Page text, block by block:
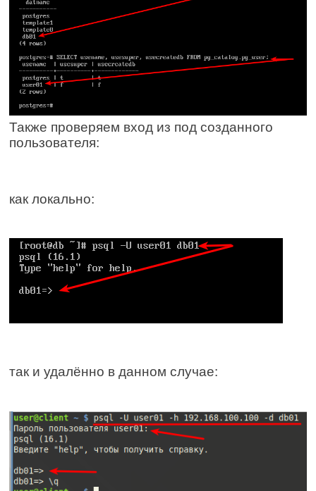
Также проверяем вход из под созданного
пользователя:
как локально:
так и удалённо в данном случае: